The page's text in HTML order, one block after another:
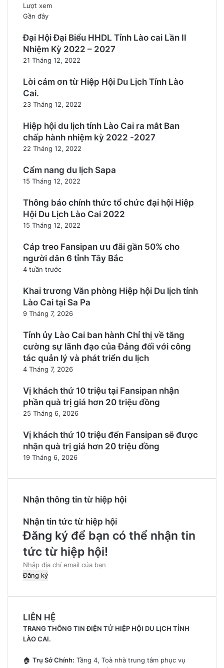
Lượt xem
Gần đây
Đại Hội Đại Biểu HHDL Tỉnh Lào cai Lần II
Nhiệm Kỳ 2022 – 2027
21 Tháng 12, 2022
Lời cảm ơn từ Hiệp Hội Du Lịch Tỉnh Lào
Cai.
23 Tháng 12, 2022
Hiệp hội du lịch tỉnh Lào Cai ra mắt Ban
chấp hành nhiệm kỳ 2022 -2027
22 Tháng 12, 2022
Cẩm nang du lịch Sapa
15 Tháng 12, 2022
Thông báo chính thức tổ chức đại hội Hiệp
Hội Du Lịch Lào Cai 2022
15 Tháng 12, 2022
Cáp treo Fansipan ưu đãi gần 50% cho
người dân 6 tỉnh Tây Bắc
4 tuần trước
Khai trương Văn phòng Hiệp hội Du lịch tỉnh
Lào Cai tại Sa Pa
9 Tháng 7, 2026
Tỉnh ủy Lào Cai ban hành Chỉ thị về tăng
cường sự lãnh đạo của Đảng đối với công
tác quản lý và phát triển du lịch
4 Tháng 7, 2026
Vị khách thứ 10 triệu tại Fansipan nhận
phần quà trị giá hơn 20 triệu đồng
25 Tháng 6, 2026
Vị khách thứ 10 triệu đến Fansipan sẽ được
nhận quà trị giá hơn 20 triệu đồng
19 Tháng 6, 2026
Nhận thông tin từ hiệp hội
Nhận tin tức từ hiệp hội
Đăng ký để bạn có thể nhận tin
tức từ hiệp hội!
Nhập
địa
email
bạn
LIÊN HỆ
TRANG THÔNG TIN ĐIỆN TỬ HIỆP HỘI DU LỊCH TỈNH
LÀO CAI.
🏠 Trụ Sở Chính: Tầng 4, Toà nhà trung tâm phục vụ